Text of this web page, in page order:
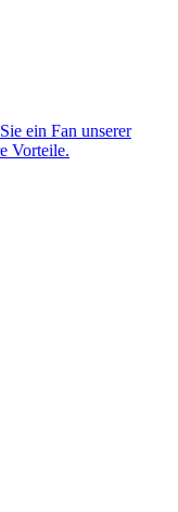
ein Fan unserer
Vorteile.